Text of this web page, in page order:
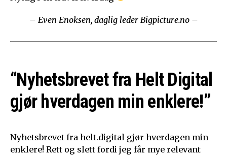
– Even Enoksen, daglig leder Bigpicture.no –
“Nyhetsbrevet fra Helt Digital
gjør hverdagen min enklere!”
Nyhetsbrevet fra helt.digital gjør hverdagen min
enklere! Rett og slett fordi jeg får mye relevant